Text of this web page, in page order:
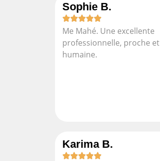
Sophie B.
Me Mahé. Une excellente
professionnelle, proche et
humaine.
Karima B.